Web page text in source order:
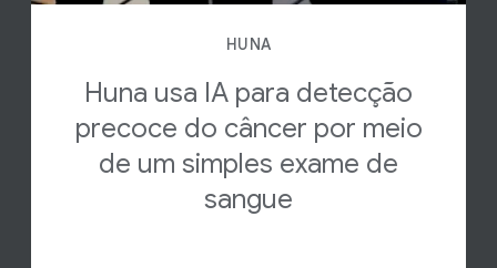
HUNA
Huna usa IA para detecção
precoce do câncer por meio
de um simples exame de
sangue